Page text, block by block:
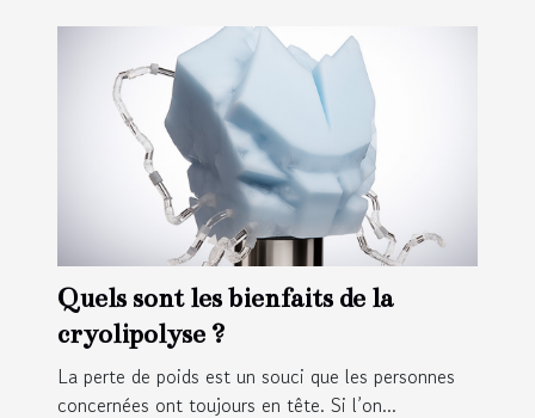
Quels sont les bienfaits de la
cryolipolyse ?
La perte de poids est un souci que les personnes
concernées ont toujours en tête. Si l’on...